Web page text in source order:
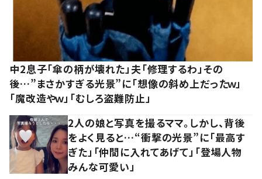
中2息子「傘の柄が壊れた」夫「修理するわ」その
後…”まさかすぎる光景”に「想像の斜め上だったｗ」
「魔改造やｗ」「むしろ盗難防止」
2人の娘と写真を撮るママ。しかし、背後
をよく見ると…“衝撃の光景”に「最高す
ぎた」「仲間に入れてあげて」「登場人物
みんな可愛い」